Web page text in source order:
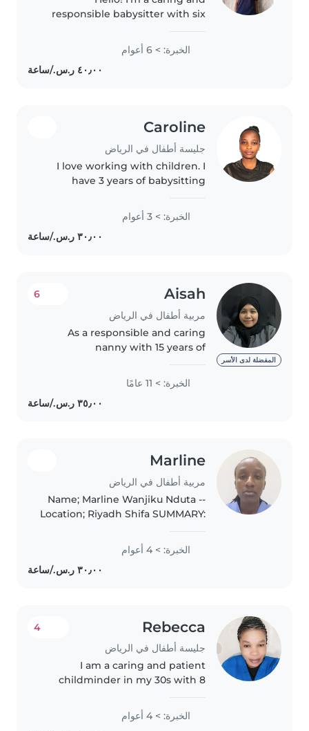
responsible babysitter with six
with children of all ages, from
babies to teenagers. I have a
higher education background
الخبرة: > 6 أعوام
Caroline
جليسة أطفال في الرياض
I love working with children. I
have 3 years of babysitting
babies and toddlers. I also have
experience with children with
special needs. I'm looking
الخبرة: > 3 أعوام
المفضلة لدى الأسر
Aisah
مربية أطفال في الرياض
6
As a responsible and caring
nanny with 15 years of
to provide exceptional care for
children of all ages, including
babies, toddlers, preschoolers,
الخبرة: > 11 عامًا
Marline
مربية أطفال في الرياض
-Name; Marline Wanjiku Nduta -
Location; Riyadh Shifa SUMMARY:
trustworthy babysitter with a
genuine love for working
children. Skilled in creatia..
الخبرة: > 4 أعوام
Rebecca
جليسة أطفال في الرياض
4
I am a caring and patient
childminder in my 30s with 8
children of all ages, from babies
to teenagers. I'm fluent in both
الخبرة: > 4 أعوام